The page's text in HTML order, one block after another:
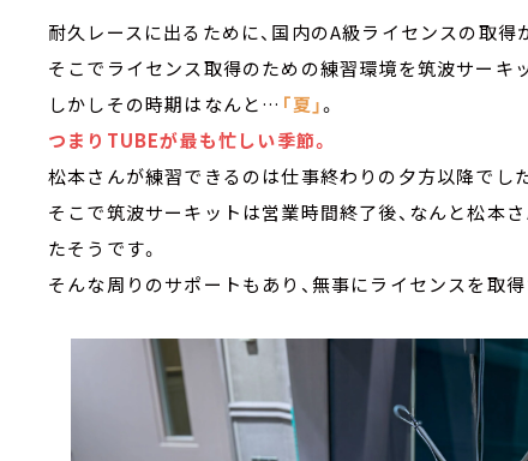
耐久レースに出るために、国内のA級ライセンスの取得
そこでライセンス取得のための練習環境を筑波サーキ
しかしその時期はなんと… 「夏」。
つまりTUBEが最も忙しい季節。
松本さんが練習できるのは仕事終わりの夕方以降でした
そこで筑波サーキットは営業時間終了後、なんと松本
たそうです。
そんな周りのサポートもあり、無事にライセンスを取得